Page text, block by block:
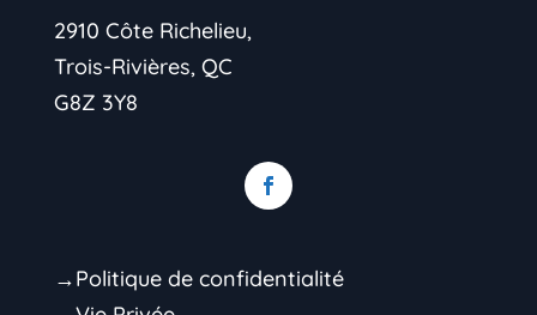
2910 Côte Richelieu,
Trois-Rivières, QC
G8Z 3Y8
→Politique de confidentialité